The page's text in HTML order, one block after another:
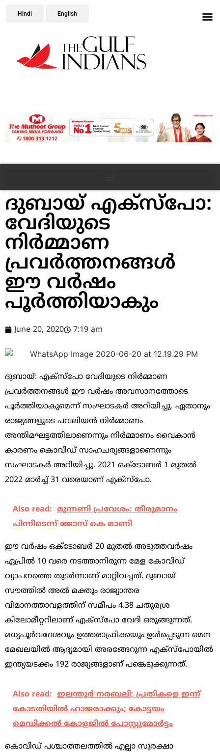
Hindi English
ദുബായ് എക്സ്പോ:
വേദിയുടെ
നിര്‍മ്മാണ
പ്രവര്‍ത്തനങ്ങള്‍
ഈ വര്‍ഷം
പൂര്‍ത്തിയാകും
June 20, 2020 7:19 am
ദുബായ്: എക്സ്പോ വേദിയുടെ നിര്‍മ്മാണ
പ്രവര്‍ത്തനങ്ങള്‍ ഈ വര്‍ഷം അവസാനത്തോടെ
പൂര്‍ത്തിയാകുമെന്ന് സംഘാടകര്‍ അറിയിച്ചു. ഏതാനും
രാജ്യങ്ങളുടെ പവലിയന്‍ നിര്‍മ്മാണം
അന്തിമഘട്ടത്തിലാണെന്നും നിര്‍മ്മാണം വൈകാന്‍
കാരണം കൊവിഡ് സാഹചര്യങ്ങളാണെന്നും
സംഘാടകര്‍ അറിയിച്ചു. 2021 ഒക്ടോബര്‍ 1 മുതല്‍
2022 മാര്‍ച്ച് 31 വരെയാണ് എക്‌സ്‌പോ.
Also read: മുന്നണി പ്രവേശം: തീരുമാനം
പിന്നീടെന്ന് ജോസ് കെ മാണി
ഈ വര്‍ഷം ഒക്ടോബര്‍ 20 മുതല്‍ അടുത്തവര്‍ഷം
ഏപ്രില്‍ 10 വരെ നടത്താനിരുന്ന മേള കോവിഡ്
വ്യാപനത്തെ തുടര്‍ന്നാണ് മാറ്റിവച്ചത്. ദുബായ്
സൗത്തില്‍ അല്‍ മക്തൂം രാജ്യാന്തര
വിമാനത്താവളത്തിന് സമീപം 4.38 ചതുരശ്ര
കിലോമീറ്ററിലാണ് എക്‌സ്‌പോ വേദി ഒരുങ്ങുന്നത്.
മധ്യപൂര്‍വദേശവും ഉത്തരാഫ്രിക്കയും ഉള്‍പ്പെടുന്ന മെന
മേഖലയില്‍ ആദ്യമായി അരങ്ങേറുന്ന എക്‌സ്‌പോയില്‍
ഇന്ത്യയടക്കം 192 രാജ്യങ്ങളാണ് പങ്കെടുക്കുന്നത്.
Also read: ഇലന്തൂര്‍ നരബലി; പ്രതികളെ ഇന്ന്
കോടതിയില്‍ ഹാജരാക്കും; കോട്ടയം
മെഡിക്കല്‍ കോളജില്‍ പോസ്റ്റുമോര്‍ട്ടം
കൊവിഡ് പശ്ചാത്തലത്തില്‍ എല്ലാ സുരക്ഷാ